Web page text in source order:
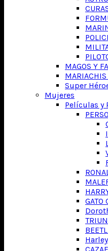
MAGOS Y
MARIACHIS
Super
Mujeres
Películas y
GATO